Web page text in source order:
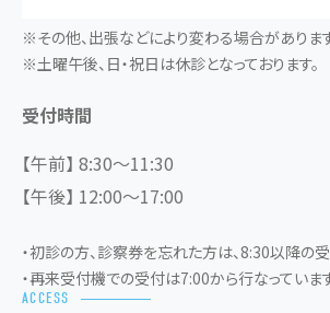
ACCESS
※その他、出張などにより変わる場合があります
※土曜午後、日・祝日は休診となっております。
受付時間
【午前】 8:30～11:30
【午後】 12:00～17:00
・初診の方、診察券を忘れた方は、8:30以降の受
・再来受付機での受付は7:00から行なっています